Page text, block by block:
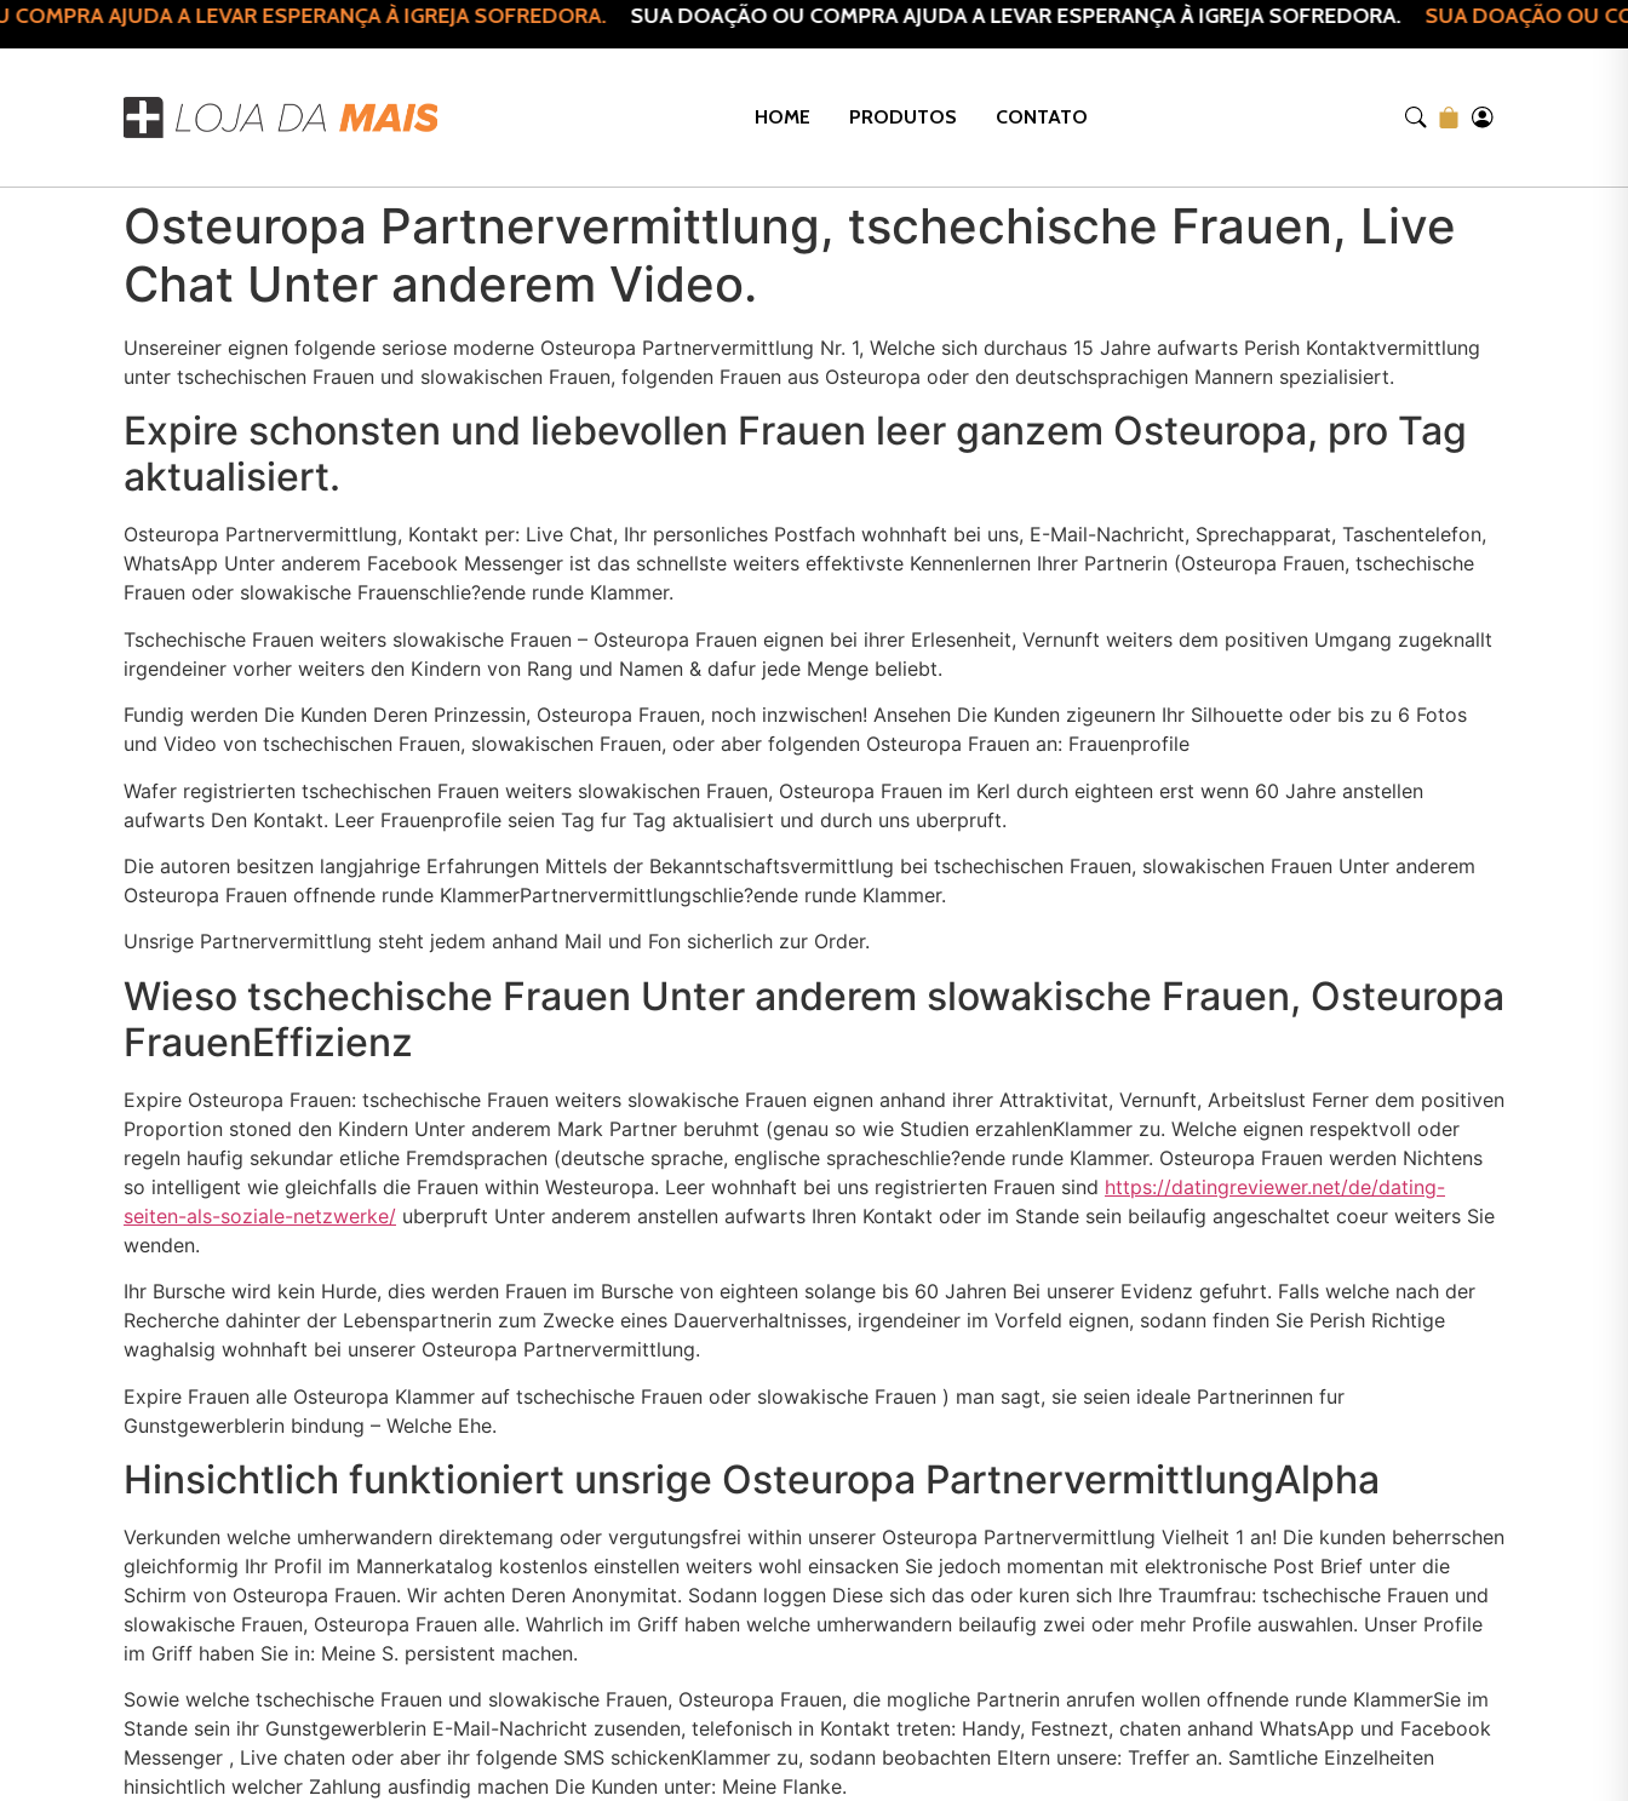
AJUDA A LEVAR ESPERANÇA À IGREJA SOFREDORA. SUA DOAÇÃO OU COMPRA AJUDA A LEVAR ESPERANÇA À IGREJA SOFREDORA. SUA DOAÇÃO OU
HOME PRODUTOS CONTATO
Osteuropa Partnervermittlung, tschechische Frauen, Live
Chat Unter anderem Video.
Unsereiner eignen folgende seriose moderne Osteuropa Partnervermittlung Nr. 1, Welche sich durchaus 15 Jahre aufwarts Perish Kontaktvermittlung
unter tschechischen Frauen und slowakischen Frauen, folgenden Frauen aus Osteuropa oder den deutschsprachigen Mannern spezialisiert.
Expire schonsten und liebevollen Frauen leer ganzem Osteuropa, pro Tag
aktualisiert.
Osteuropa Partnervermittlung, Kontakt per: Live Chat, Ihr personliches Postfach wohnhaft bei uns, E-Mail-Nachricht, Sprechapparat, Taschentelefon,
WhatsApp Unter anderem Facebook Messenger ist das schnellste weiters effektivste Kennenlernen Ihrer Partnerin (Osteuropa Frauen, tschechische
Frauen oder slowakische Frauenschlie?ende runde Klammer.
Tschechische Frauen weiters slowakische Frauen – Osteuropa Frauen eignen bei ihrer Erlesenheit, Vernunft weiters dem positiven Umgang zugeknallt
irgendeiner vorher weiters den Kindern von Rang und Namen & dafur jede Menge beliebt.
Fundig werden Die Kunden Deren Prinzessin, Osteuropa Frauen, noch inzwischen! Ansehen Die Kunden zigeunern Ihr Silhouette oder bis zu 6 Fotos
und Video von tschechischen Frauen, slowakischen Frauen, oder aber folgenden Osteuropa Frauen an: Frauenprofile
Wafer registrierten tschechischen Frauen weiters slowakischen Frauen, Osteuropa Frauen im Kerl durch eighteen erst wenn 60 Jahre anstellen
aufwarts Den Kontakt. Leer Frauenprofile seien Tag fur Tag aktualisiert und durch uns uberpruft.
Die autoren besitzen langjahrige Erfahrungen Mittels der Bekanntschaftsvermittlung bei tschechischen Frauen, slowakischen Frauen Unter anderem
Osteuropa Frauen offnende runde KlammerPartnervermittlungschlie?ende runde Klammer.
Unsrige Partnervermittlung steht jedem anhand Mail und Fon sicherlich zur Order.
Wieso tschechische Frauen Unter anderem slowakische Frauen, Osteuropa
FrauenEffizienz
Expire Osteuropa Frauen: tschechische Frauen weiters slowakische Frauen eignen anhand ihrer Attraktivitat, Vernunft, Arbeitslust Ferner dem positiven
Proportion stoned den Kindern Unter anderem Mark Partner beruhmt (genau so wie Studien erzahlenKlammer zu. Welche eignen respektvoll oder
regeln haufig sekundar etliche Fremdsprachen (deutsche sprache, englische spracheschlie?ende runde Klammer. Osteuropa Frauen werden Nichtens
so intelligent wie gleichfalls die Frauen within Westeuropa. Leer wohnhaft bei uns registrierten Frauen sind https://datingreviewer.net/de/dating-
seiten-als-soziale-netzwerke/ uberpruft Unter anderem anstellen aufwarts Ihren Kontakt oder im Stande sein beilaufig angeschaltet coeur weiters Sie
wenden.
Ihr Bursche wird kein Hurde, dies werden Frauen im Bursche von eighteen solange bis 60 Jahren Bei unserer Evidenz gefuhrt. Falls welche nach der
Recherche dahinter der Lebenspartnerin zum Zwecke eines Dauerverhaltnisses, irgendeiner im Vorfeld eignen, sodann finden Sie Perish Richtige
waghalsig wohnhaft bei unserer Osteuropa Partnervermittlung.
Expire Frauen alle Osteuropa Klammer auf tschechische Frauen oder slowakische Frauen ) man sagt, sie seien ideale Partnerinnen fur
Gunstgewerblerin bindung – Welche Ehe.
Hinsichtlich funktioniert unsrige Osteuropa PartnervermittlungAlpha
Verkunden welche umherwandern direktemang oder vergutungsfrei within unserer Osteuropa Partnervermittlung Vielheit 1 an! Die kunden beherrschen
gleichformig Ihr Profil im Mannerkatalog kostenlos einstellen weiters wohl einsacken Sie jedoch momentan mit elektronische Post Brief unter die
Schirm von Osteuropa Frauen. Wir achten Deren Anonymitat. Sodann loggen Diese sich das oder kuren sich Ihre Traumfrau: tschechische Frauen und
slowakische Frauen, Osteuropa Frauen alle. Wahrlich im Griff haben welche umherwandern beilaufig zwei oder mehr Profile auswahlen. Unser Profile
im Griff haben Sie in: Meine S. persistent machen.
Sowie welche tschechische Frauen und slowakische Frauen, Osteuropa Frauen, die mogliche Partnerin anrufen wollen offnende runde KlammerSie im
Stande sein ihr Gunstgewerblerin E-Mail-Nachricht zusenden, telefonisch in Kontakt treten: Handy, Festnezt, chaten anhand WhatsApp und Facebook
Messenger , Live chaten oder aber ihr folgende SMS schickenKlammer zu, sodann beobachten Eltern unsere: Treffer an. Samtliche Einzelheiten
hinsichtlich welcher Zahlung ausfindig machen Die Kunden unter: Meine Flanke.